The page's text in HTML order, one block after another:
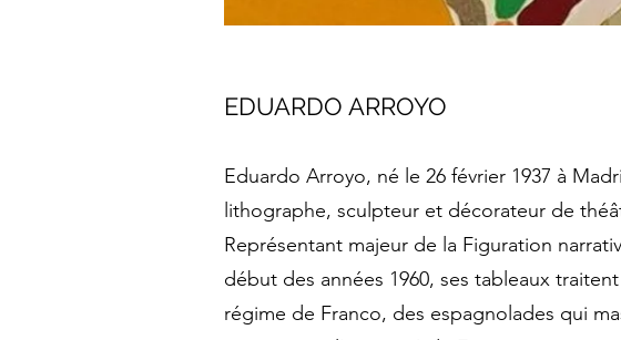
EDUARDO ARROYO
Eduardo Arroyo, né le 26 février 1937 à
lithographe, sculpteur et décorateur de
Représentant majeur de la Figuration
début des années 1960, ses tableaux
régime de Franco, des espagnolades qui